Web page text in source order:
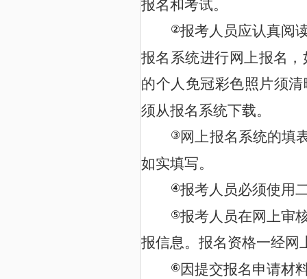
报名和考试。
②报考人员应认真阅
报名系统进行网上报名
的个人免冠彩色照片须清
须从报名系统下载。
③网上报名系统的填
如实填写。
④报考人员必须使用
⑤报考人员在网上审
报信息。报名资格一经网
⑥因提交报名申请材